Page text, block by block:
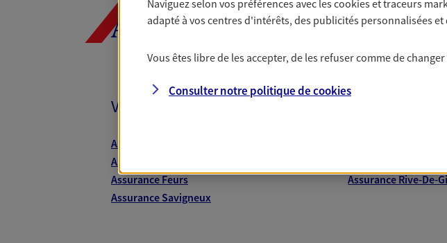
VOIR NOTRE SITE WEB
N° Orias * (orias.fr) : 15006194
Horaires :Fermé
Ouvre à 09:00
AXA, toujours proche de
Vos agents et vos conseillers AXA dans les
Assurance Roanne
Assurance Saint-Just-Saint-Rambert
Assurance Feurs
Assurance Rive-De-
Assurance Savigneux
Naviguez selon vos préférences avec lescookies et traceurs
adapté à vos centres d'intérêts, des publicités personnalisées
Vous êtes libre de les accepter, de les refuser comme de
Consulter notre politique decookies